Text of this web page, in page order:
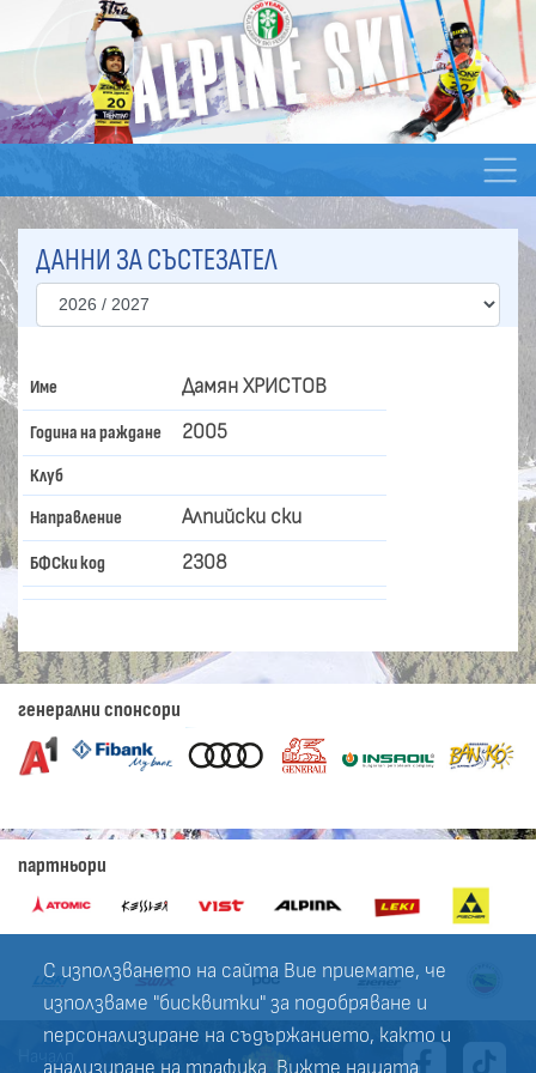
С използването на сайта Вие приемате, че
използваме "бисквитки" за подобряване и
персонализиране на съдържанието, както и
анализиране на трафика. Вижте нашата
ДАННИ ЗА СЪСТЕЗАТЕЛ
Име Дамян ХРИСТОВ
Година на раждане 2005
Клуб
Направление Алпийски ски
БФСки код 2308
генерални спонсори
партньори